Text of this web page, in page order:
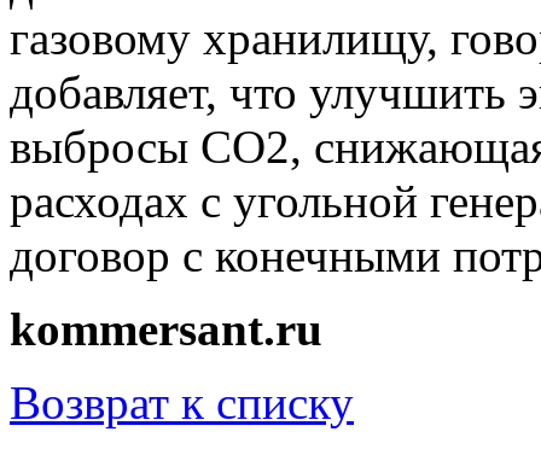
газовому хранилищу,
добавляет, что улучшить
выбросы СО2,
расходах с угольной
договор с конечными
kommersant.ru
Возврат к списку